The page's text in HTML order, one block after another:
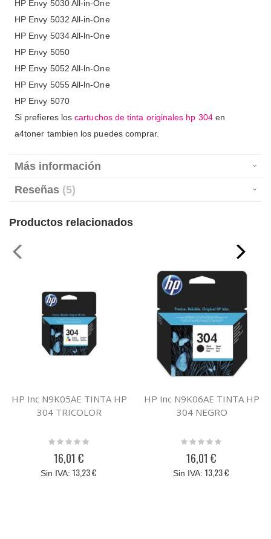
HP Envy 5030 All-in-One
HP Envy 5032 All-in-One
HP Envy 5034 All-ln-One
HP Envy 5050
HP Envy 5052 All-ln-One
HP Envy 5055 All-ln-One
HP Envy 5070
Si prefieres loscartuchos de tinta originales hp 304en
a4toner tambien los puedes comprar.
Más información
Reseñas 5
Productos relacionados
HP Inc N9K05AE TINTA HP
304 TRICOLOR
Rating:
16,01 €
13,23 €
HP Inc N9K06AE TINTA HP
304 NEGRO
Rating:
16,01 €
13,23 €